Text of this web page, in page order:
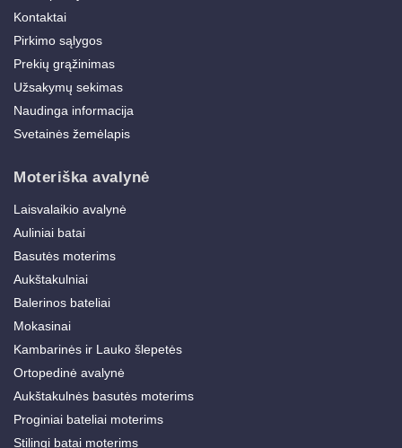
Kontaktai
Pirkimo sąlygos
Prekių grąžinimas
Užsakymų sekimas
Naudinga informacija
Svetainės žemėlapis
Moteriška avalynė
Laisvalaikio avalynė
Auliniai batai
Basutės moterims
Aukštakulniai
Balerinos bateliai
Mokasinai
Kambarinės ir Lauko šlepetės
Ortopedinė avalynė
Aukštakulnės basutės moterims
Proginiai bateliai moterims
Stilingi batai moterims